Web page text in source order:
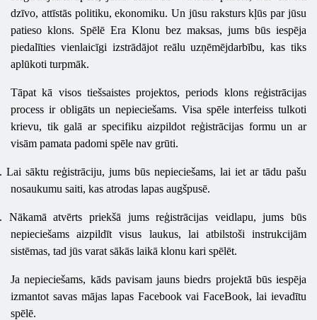
dzīvo, attīstās politiku, ekonomiku. Un jūsu raksturs kļūs par jūsu
patieso klons. Spēlē Era Klonu bez maksas, jums būs iespēja
piedalīties vienlaicīgi izstrādājot reālu uzņēmējdarbību, kas tiks
aplūkoti turpmāk.
Tāpat kā visos tiešsaistes projektos, periods klons reģistrācijas
process ir obligāts un nepieciešams. Visa spēle interfeiss tulkoti
krievu, tik galā ar specifiku aizpildot reģistrācijas formu un ar
visām pamata padomi spēle nav grūti.
Lai sāktu reģistrāciju, jums būs nepieciešams, lai iet ar tādu pašu
nosaukumu saiti, kas atrodas lapas augšpusē.
Nākamā atvērts priekšā jums reģistrācijas veidlapu, jums būs
nepieciešams aizpildīt visus laukus, lai atbilstoši instrukcijām
sistēmas, tad jūs varat sākās laikā klonu kari spēlēt.
Ja nepieciešams, kāds pavisam jauns biedrs projektā būs iespēja
izmantot savas mājas lapas Facebookvai FaceBook, lai ievadītu
spēlē.